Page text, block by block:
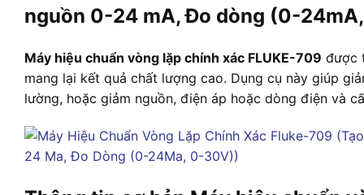
nguồn 0-24 mA, Đo dòng (0-
Máy hiệu chuẩn vòng lặp chính xác FLUKE-709 được
mang lại kết quả chất lượng cao. Dụng cụ này giúp
lường, hoặc giảm nguồn, điện áp hoặc dòng điện và